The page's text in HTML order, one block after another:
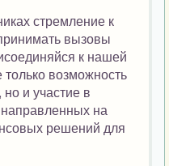
стремление к
вызовы
к нашей
возможность
и участие в
на
решений для